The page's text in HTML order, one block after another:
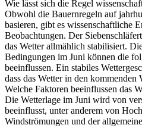
Wie lässt sich die Regel
Obwohl die Bauernregeln auf
basieren, gibt es wissenschaftliche
Beobachtungen. Der
das Wetter allmählich stabilisiert.
Bedingungen im Juni können die
beeinflussen. Ein stabiles
dass das Wetter in den kommenden
Welche Faktoren beeinflussen das
Die Wetterlage im Juni wird von
beeinflusst, unter anderem von
Windströmungen und der